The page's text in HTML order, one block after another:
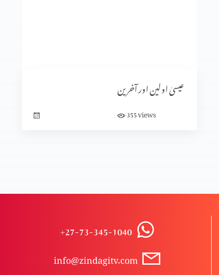
ابدی سلامتی
کیا آپ پریشان ہیں؟
مجھ گنہگار پر رحم فرما
عیسیٰ اولین اور آخرین
355views
+27-73-345-1040
info@zindagitv.com